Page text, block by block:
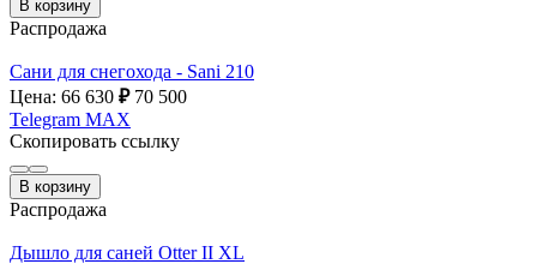
В корзину
Распродажа
Сани для снегохода - Sani 210
Цена: 66 630 ₽ 70 500
Telegram MAX
Скопировать ссылку
В корзину
Распродажа
Дышло для саней Otter II XL